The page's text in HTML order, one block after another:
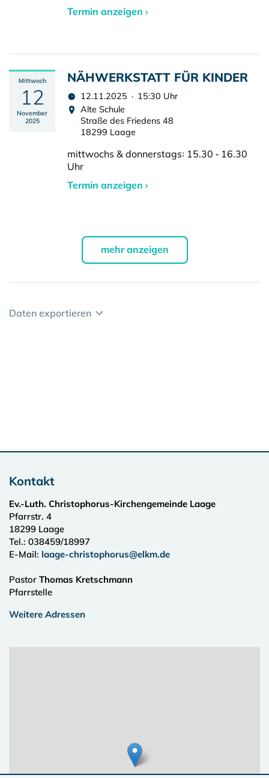
Termin anzeigen ›
Mittwoch
12
November
2025
NÄHWERKSTATT FÜR KINDER
12.11.2025 · 15:30 Uhr
Alte Schule
Straße des Friedens 48
18299 Laage
mittwochs & donnerstags꞉ 15.30 ‑ 16.30
Uhr
Termin anzeigen ›
mehr anzeigen
Daten exportieren
Kontakt
Ev.-Luth. Christophorus-Kirchengemeinde Laage
Pfarrstr. 4
18299 Laage
Tel.: 038459/18997
E-Mail: laage-christophorus@elkm.de
Pastor Thomas Kretschmann
Pfarrstelle
Weitere Adressen